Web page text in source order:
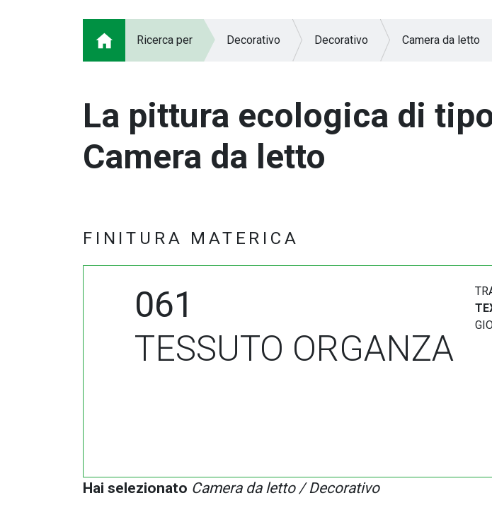
Ricerca per Decorativo Decorativo Camera da letto
La pittura ecologica di
Camera da letto
FINITURA MATERICA
061
TESSUTO ORGANZA
Hai selezionato Camera da letto / Decorativo